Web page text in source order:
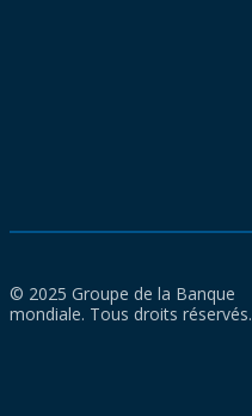
© 2025 Groupe de la Banque
mondiale. Tous droits réservés.